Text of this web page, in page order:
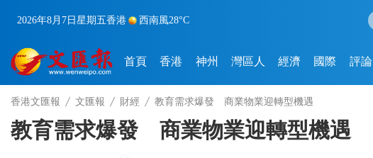
2026年8月7日 星期五香港 西南風28°C
首頁 香港 神州 灣區人 經濟 國際 評論
香港文匯報 文匯報 財經 教育需求爆發 商業物業迎轉型機遇
教育需求爆發 商業物業迎轉型機遇